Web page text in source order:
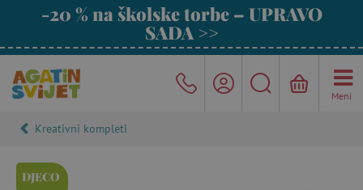
-20 % na školske torbe – UPRAVO
SADA >>
Meni
Kreativni kompleti
DJECO